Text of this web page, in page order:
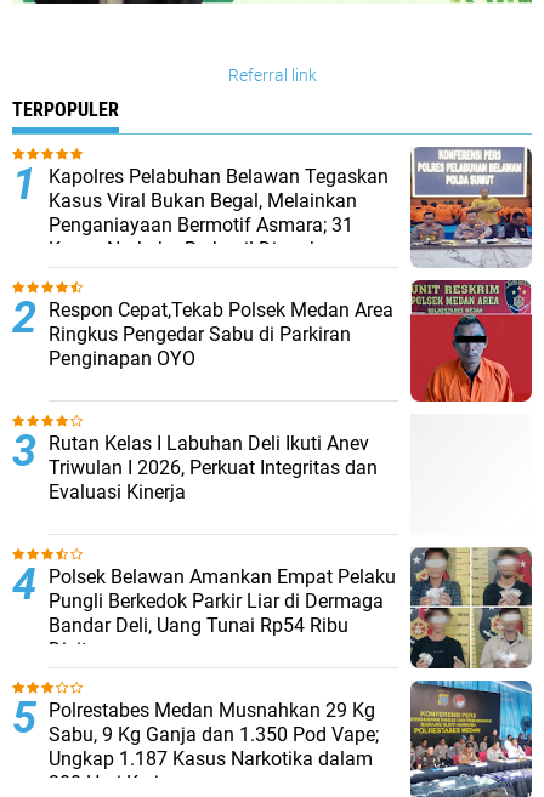
Referral link
TERPOPULER
Kapolres Pelabuhan Belawan Tegaskan
Kasus Viral Bukan Begal, Melainkan
Penganiayaan Bermotif Asmara; 31
Kasus Narkoba Berhasil Diungkap
Respon Cepat,Tekab Polsek Medan Area
Ringkus Pengedar Sabu di Parkiran
Penginapan OYO
Rutan Kelas I Labuhan Deli Ikuti Anev
Triwulan I 2026, Perkuat Integritas dan
Evaluasi Kinerja
Polsek Belawan Amankan Empat Pelaku
Pungli Berkedok Parkir Liar di Dermaga
Bandar Deli, Uang Tunai Rp54 Ribu
Disita
Polrestabes Medan Musnahkan 29 Kg
Sabu, 9 Kg Ganja dan 1.350 Pod Vape;
Ungkap 1.187 Kasus Narkotika dalam
300 Hari Kerja